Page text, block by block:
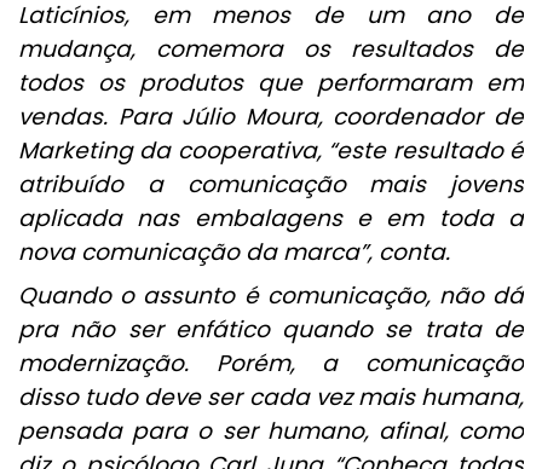
Laticínios, em menos de um ano de
mudança, comemora os resultados de
todos os produtos que performaram em
vendas. Para Júlio Moura, coordenador de
Marketing da cooperativa, “este resultado é
atribuído a comunicação mais jovens
aplicada nas embalagens e em toda a
nova comunicação da marca”, conta.
Quando o assunto é comunicação, não dá
pra não ser enfático quando se trata de
modernização. Porém, a comunicação
disso tudo deve ser cada vez mais humana,
pensada para o ser humano, afinal, como